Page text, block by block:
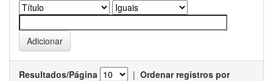
Resultados/Página | Ordenar registros por